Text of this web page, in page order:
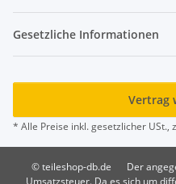
Gesetzliche Informationen
Vertrag
* Alle Preise inkl. gesetzlicher USt.,
© teileshop-db.de
Der
Umsatzsteuer. Da es sich um